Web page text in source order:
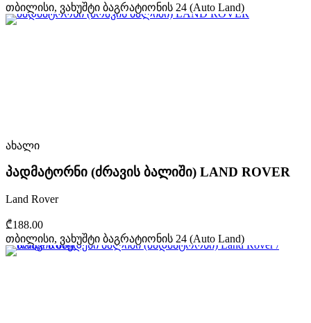
თბილისი, ვახუშტი ბაგრატიონის 24 (Auto Land)
ახალი
პადმატორნი (ძრავის ბალიში) LAND ROVER
Land Rover
₾188.00
თბილისი, ვახუშტი ბაგრატიონის 24 (Auto Land)